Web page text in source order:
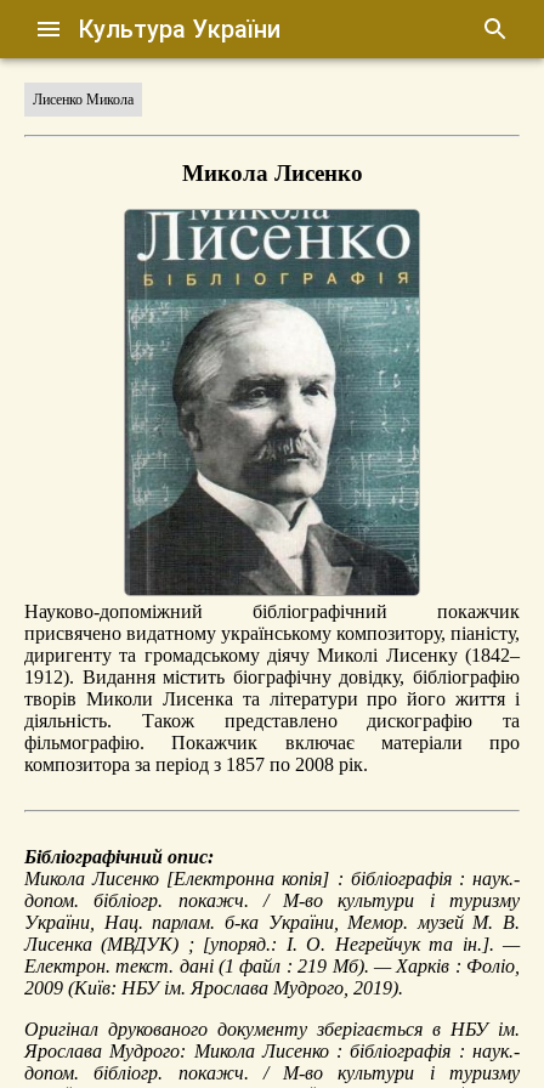
Культура України
Лисенко Микола
Микола Лисенко
Науково-допоміжний бібліографічний покажчик
присвячено видатному українському композитору, піаністу,
диригенту та громадському діячу Миколі Лисенку (1842–
1912). Видання містить біографічну довідку, бібліографію
творів Миколи Лисенка та літератури про його життя і
діяльність. Також представлено дискографію та
фільмографію. Покажчик включає матеріали про
композитора за період з 1857 по 2008 рік.
Бібліографічний опис:
Микола Лисенко [Електронна копія] : бібліографія : наук.-
допом. бібліогр. покажч. / М-во культури і туризму
України, Нац. парлам. б-ка України, Мемор. музей М. В.
Лисенка (МВДУК) ; [упоряд.: І. О. Негрейчук та ін.]. —
Електрон. текст. дані (1 файл : 219 Мб). — Харків : Фоліо,
2009 (Київ: НБУ ім. Ярослава Мудрого, 2019).
Оригінал друкованого документу зберігається в НБУ ім.
Ярослава Мудрого: Микола Лисенко : бібліографія : наук.-
допом. бібліогр. покажч. / М-во культури і туризму